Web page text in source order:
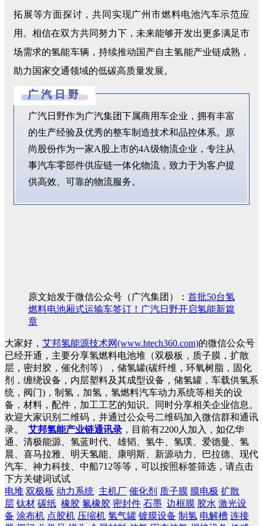
拓展等方面探讨，共同实现广州市燃料电池汽车示范应
用。相信在双方共同努力下，未来能够开发出更多满足市
场需求的氢能车辆，持续推动国产自主氢能产业链成熟，
助力国家交通领域的低碳高质量发展。
广汽日野
广汽日野作为广汽集团下属商用车企业，拥有丰富
的生产经验及优秀的整车制造技术和品控体系。原
尚股份作为一家A股上市的4A级物流企业，专注从
事汽车零部件供应链一体化物流，致力于为客户提
供高效、可靠的物流服务。
原文始发于微信公众号（广汽集团）： 首批50台氢
燃料电池厢式运输车签订！广汽日野开启氢能新篇
章
大家好， 艾邦氢能源技术网(www.htech360.com)的微信公众号
已经开通，主要分享氢燃料电池堆（双极板，质子膜，扩散
层，密封胶，催化剂等），储氢罐(碳纤维，环氧树脂，固化
剂，缠绕设备，内层塑料及其成型设备，储氢罐，车载供氢系
统，阀门)，制氢，加氢，氢燃料汽车动力系统等相关的设
备，材料，配件，加工工艺的知识。同时分享相关企业信息。
欢迎大家识别二维码，并通过公众号二维码加入微信群和通讯
录。
艾邦氢能产业链通讯录 ，目前有2200人加入，如亿华
通、清极能源、氢蓝时代、雄韬、氢牛、氢璞、爱德曼、氢
晨、喜马拉雅、明天氢能、康明斯、新源动力、巴拉德、现代
汽车、神力科技、中船712等等，可以按照标签筛选，请点击
下方关键词试试
电堆 双极板 动力系统 主机厂 催化剂 质子膜 膜电极 扩散
层 钛材 碳纸 橡胶 氟橡胶 密封件 石墨 边框膜 胶水 激光设
备 涂布机 点胶机 压缩机 氢气罐 镀膜设备 制氢 电解槽 连接